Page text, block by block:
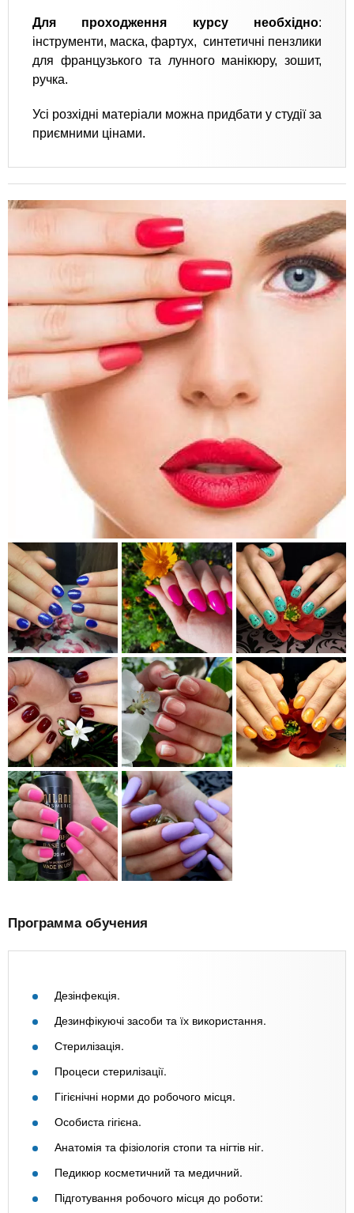
Для проходження курсу необхідно:
інструменти, маска, фартух, синтетичні пензлики
для французького та лунного манікюру, зошит,
ручка.
Усі розхідні матеріали можна придбати у студії за
приємними цінами.
Программа обучения
Дезінфекція.
Дезинфікуючі засоби та їх використання.
Стерилізація.
Процеси стерилізації.
Гігієнічні норми до робочого місця.
Особиста гігієна.
Анатомія та фізіологія стопи та нігтів ніг.
Педикюр косметичний та медичний.
Підготування робочого місця до роботи: